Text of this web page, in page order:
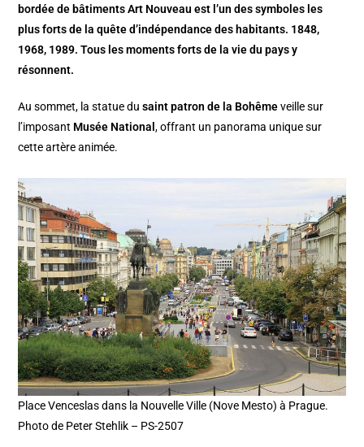
bordée de bâtiments Art Nouveau est l’un des symboles les
plus forts de la quête d’indépendance des habitants. 1848,
1968, 1989. Tous les moments forts de la vie du pays y
résonnent.
Au sommet, la statue dusaint patron de la Bohêmeveille sur
l’imposant Musée National, offrant un panorama unique sur
cette artère animée.
Place Venceslas dans la Nouvelle Ville (Nove Mesto) à Prague.
Photo de Peter Stehlik – PS-2507